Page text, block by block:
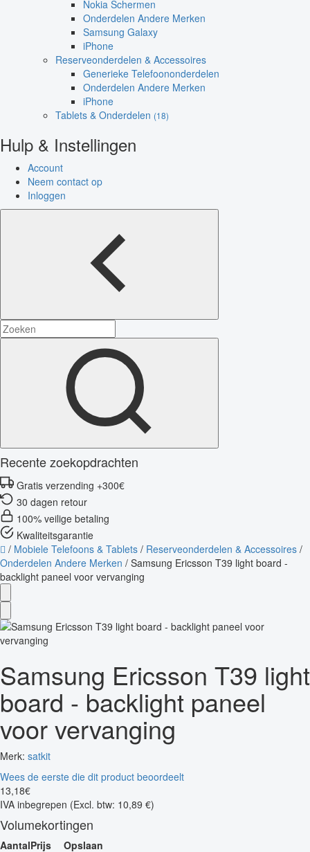
Nokia Schermen
Onderdelen Andere Merken
Samsung Galaxy
iPhone
Reserveonderdelen & Accessoires
Generieke Telefoononderdelen
Onderdelen Andere Merken
iPhone
Tablets & Onderdelen (18)
Hulp & Instellingen
Account
Neem contact op
Inloggen
Recente zoekopdrachten
Gratis verzending +300€
30 dagen retour
100% veilige betaling
Kwaliteitsgarantie
/ Mobiele Telefoons & Tablets / Reserveonderdelen & Accessoires /
Onderdelen Andere Merken / Samsung Ericsson T39 light board -
backlight paneel voor vervanging
Samsung Ericsson T39 light
board - backlight paneel
voor vervanging
Merk: satkit
Wees de eerste die dit product beoordeelt
13,18€
IVA inbegrepen (Excl. btw: 10,89 €)
Volumekortingen
AantalPrijs
Opslaan